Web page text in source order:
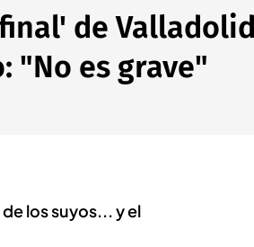
de
"No es grave"
los suyos... y el